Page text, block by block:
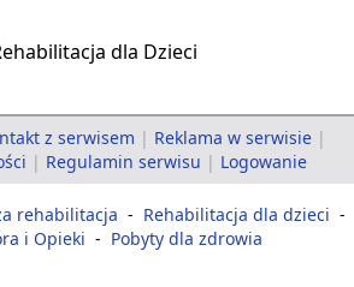
z serwisem | Reklama w serwisie |
| Regulamin serwisu | Logowanie
rehabilitacja - Rehabilitacja dla dzieci -
i Opieki - Pobyty dla zdrowia